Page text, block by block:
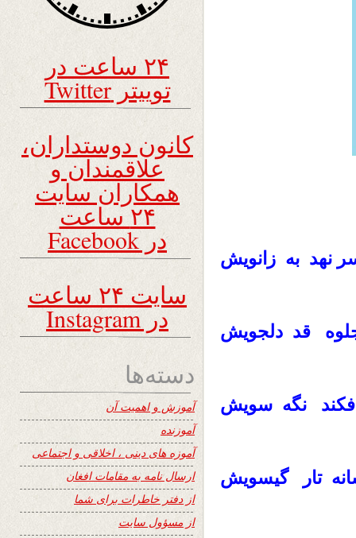
نهد به زانویش
قد دلجویش
نگه سویش
تار گیسویش
۲۴ ساعت در
توییتر Twitter
کانون دوستداران،
علاقمندان و
همکاران سایت
۲۴ ساعت
در Facebook
سایت ۲۴ ساعت
در Instagram
دسته‌ها
آموزش و اهمیت آن
آموزنده
آموزه های دینی ، اخلاقی و اجتماعی
ارسال نامه به مقامات افغان
از دفتر خاطرات برای شما
از مسؤول سایت